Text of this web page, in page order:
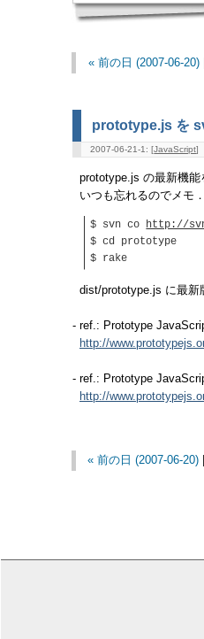
« 前の日 (2007-06-20)|
prototype.js を
2007-06-21-1: [JavaScript]
prototype.js の最新機
いつも忘れるのでメモ．
$ svn co http://
$ cd prototype
$ rake
dist/prototype.js に最新
- ref.: Prototype
http://
- ref.: Prototype
http://
« 前の日 (2007-06-20)